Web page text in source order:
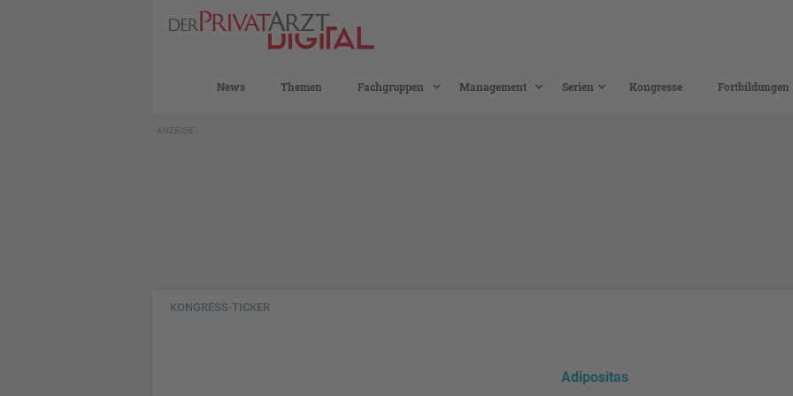
News Themen Fachgruppen Management Serien Kongresse Fortbildungen
- ANZEIGE -
KONGRESS-TICKER
Adipositas